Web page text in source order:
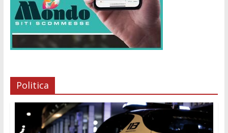
Politica